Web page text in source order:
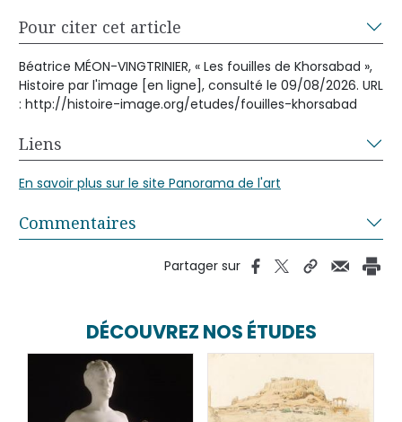
Pour citer cet article
Béatrice MÉON-VINGTRINIER, « Les fouilles de Khorsabad »,
Histoire par l'image [en ligne], consulté le 09/08/2026. URL
: http://histoire-image.org/etudes/fouilles-khorsabad
Liens
En savoir plus sur le site Panorama de l'art
Commentaires
Partager sur
DÉCOUVREZ NOS ÉTUDES